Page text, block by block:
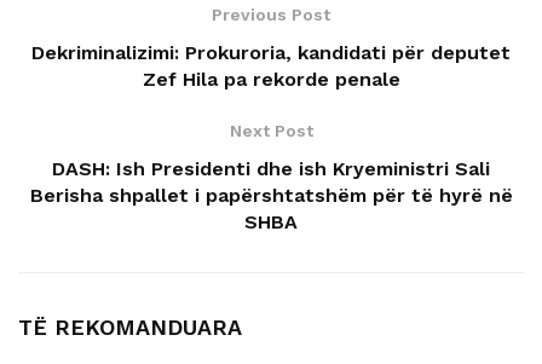
Previous Post
Dekriminalizimi: Prokuroria, kandidati për deputet
Zef Hila pa rekorde penale
Next Post
DASH: Ish Presidenti dhe ish Kryeministri Sali
Berisha shpallet i papërshtatshëm për të hyrë në
SHBA
TË REKOMANDUARA